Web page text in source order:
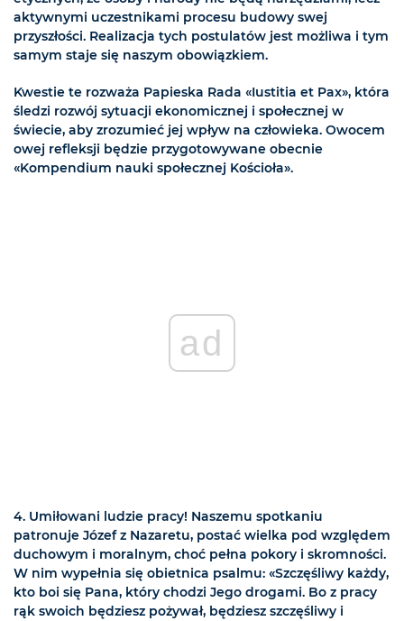
aktywnymi uczestnikami procesu budowy swej
przyszłości. Realizacja tych postulatów jest możliwa i tym
samym staje się naszym obowiązkiem.
Kwestie te rozważa Papieska Rada «Iustitia et Pax», która
śledzi rozwój sytuacji ekonomicznej i społecznej w
świecie, aby zrozumieć jej wpływ na człowieka. Owocem
owej refleksji będzie przygotowywane obecnie
«Kompendium nauki społecznej Kościoła».
ad
4. Umiłowani ludzie pracy! Naszemu spotkaniu
patronuje Józef z Nazaretu, postać wielka pod względem
duchowym i moralnym, choć pełna pokory i skromności.
W nim wypełnia się obietnica psalmu: «Szczęśliwy każdy,
kto boi się Pana, który chodzi Jego drogami. Bo z pracy
rąk swoich będziesz pożywał, będziesz szczęśliwy i